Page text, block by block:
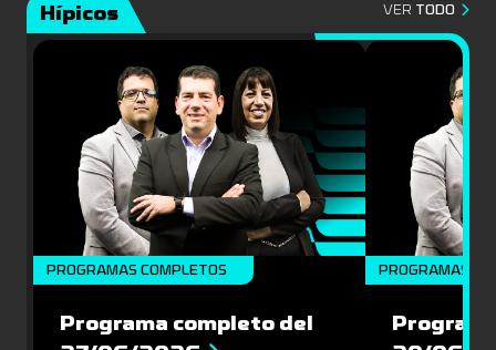
Hípicos VER TODO
PROGRAMAS COMPLETOS
Programa completo del
PROGRAMAS